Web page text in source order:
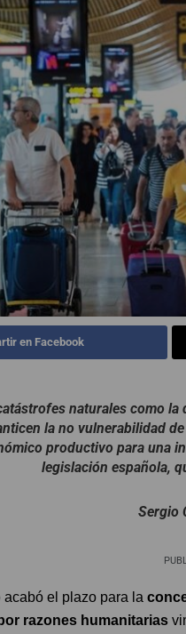
en Facebook
naturales como
la no vulnerabilidad
productivo para una
legislación española,
Sergio
acabó el plazo para la
razones humanitarias